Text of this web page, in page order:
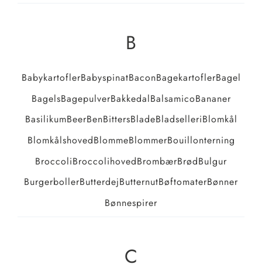
B
BabykartoflerBabyspinatBaconBagekartoflerBagel
BagelsBagepulverBakkedalBalsamicoBananer
BasilikumBeerBenBittersBladeBladselleriBlomkål
BlomkålshovedBlommeBlommerBouillonterning
BroccoliBroccolihovedBrombærBrødBulgur
BurgerbollerButterdejButternutBøftomaterBønner
Bønnespirer
C